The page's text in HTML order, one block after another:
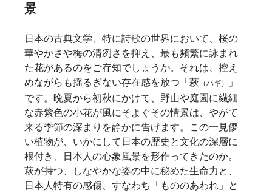
景
日本の古典文学、特に詩歌の世界において、桜の
華やかさや梅の清冽さを抑え、最も頻繁に詠まれ
た花があるのをご存知でしょうか。それは、控え
めながらも揺るぎない存在感を放つ「萩 （ハギ）
」
です。晩夏から初秋にかけて、野山や庭園に繊細
な赤紫色の小花が風にそよぐその情景は、やがて
来る季節の深まりを静かに告げます。この一見儚
い植物が、いかにして日本の歴史と文化の深層に
根付き、日本人の心象風景を形作ってきたのか。
萩が持つ、しなやかな姿の中に秘めた生命力と、
日本人特有の感傷、すなわち「もののあわれ」と